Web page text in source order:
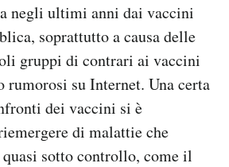
negli ultimi anni dai vaccini
soprattutto a causa delle
gruppi di contrari ai vaccini
rumorosi su Internet. Una certa
dei vaccini si è
di malattie che
sotto controllo, come il